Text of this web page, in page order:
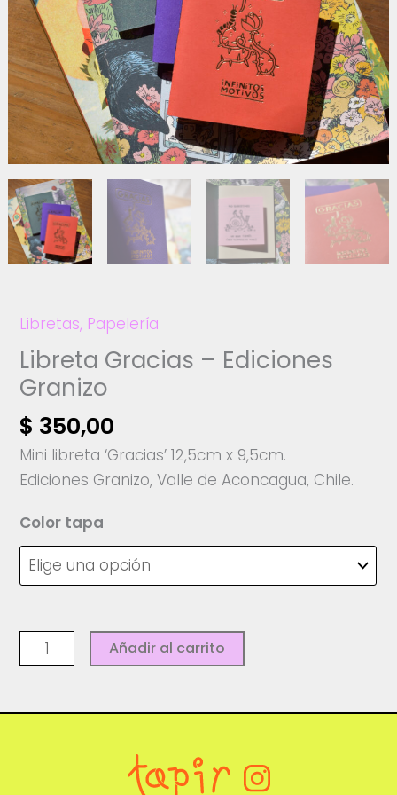
Libretas, Papelería
Libreta Gracias – Ediciones
Granizo
$ 350,00
Mini libreta ‘Gracias’ 12,5cm x 9,5cm.
Ediciones Granizo, Valle de Aconcagua, Chile.
Color tapa
Libreta
Gracias
Ediciones
Añadir al carrito